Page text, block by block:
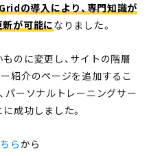
の導入により、専門知識が
が可能になりました。
のに変更し、サイトの階層
紹介のページを追加するこ
パーソナルトレーニングサー
成功しました。
らから